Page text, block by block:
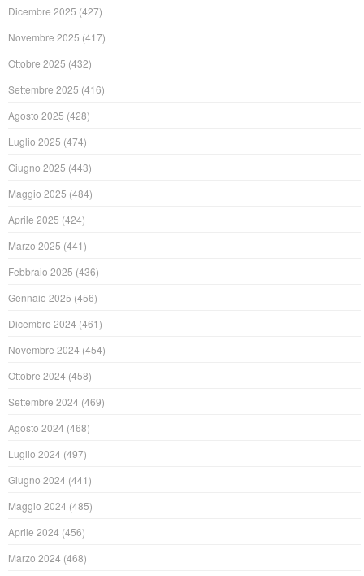
Dicembre 2025 (427)
Novembre 2025 (417)
Ottobre 2025 (432)
Settembre 2025 (416)
Agosto 2025 (428)
Luglio 2025 (474)
Giugno 2025 (443)
Maggio 2025 (484)
Aprile 2025 (424)
Marzo 2025 (441)
Febbraio 2025 (436)
Gennaio 2025 (456)
Dicembre 2024 (461)
Novembre 2024 (454)
Ottobre 2024 (458)
Settembre 2024 (469)
Agosto 2024 (468)
Luglio 2024 (497)
Giugno 2024 (441)
Maggio 2024 (485)
Aprile 2024 (456)
Marzo 2024 (468)